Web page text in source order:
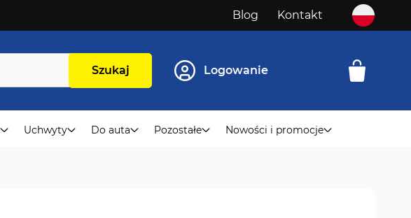
Blog Kontakt
Szukaj Logowanie
Uchwyty Do auta Pozostałe Nowości i promocje